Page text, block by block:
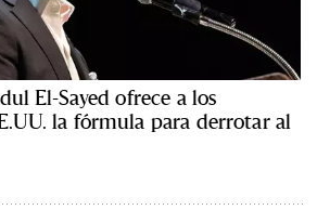
El-Sayed ofrece a los
la fórmula para derrotar al